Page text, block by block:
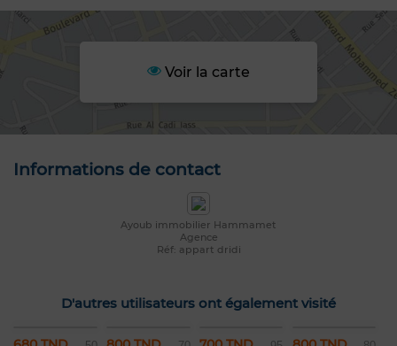
Voir la carte
Informations de contact
Ayoub immobilier Hammamet
Agence
Réf: appart dridi
D'autres utilisateurs ont également visité